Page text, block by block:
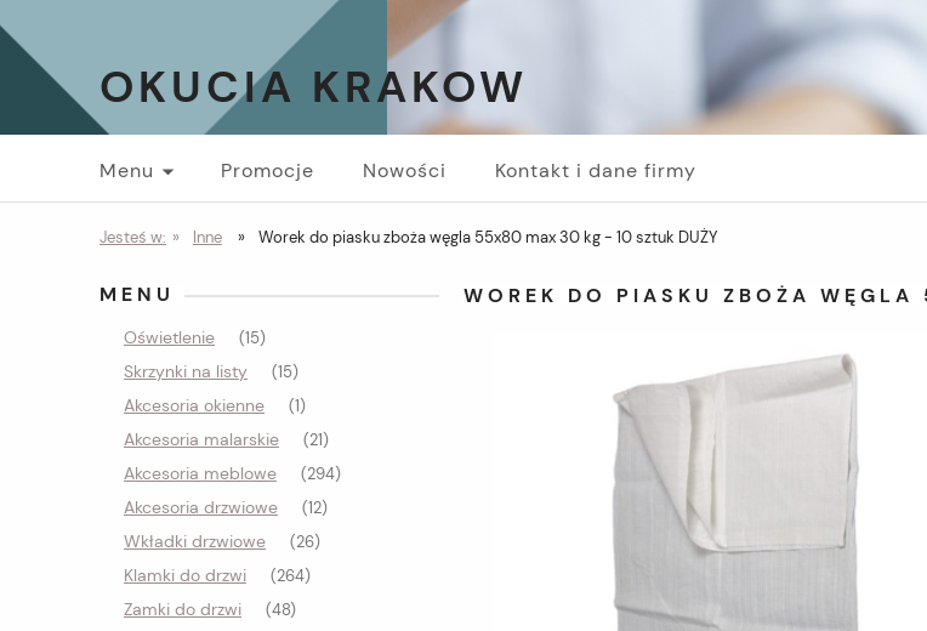
OKUCIA KRAKOW
Menu Promocje Nowości Kontakt i dane firmy
Jesteś w: » Inne » Worek do piasku zboża węgla 55x80 max 30 kg - 10 sztuk DUŻY
MENU
Oświetlenie (15)
Skrzynki na listy (15)
Akcesoria okienne (1)
Akcesoria malarskie (21)
Akcesoria meblowe (294)
Akcesoria drzwiowe (12)
Wkładki drzwiowe (26)
Klamki do drzwi (264)
Zamki do drzwi (48)
WOREK DO PIASKU ZBOŻA